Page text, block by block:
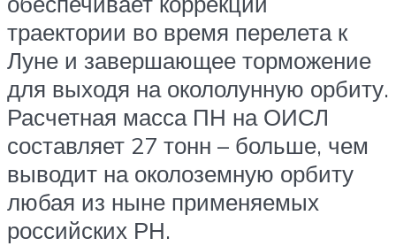
траектории во время перелета к
Луне и завершающее торможение
для выходя на окололунную орбиту.
Расчетная масса ПН на ОИСЛ
составляет 27 тонн – больше, чем
выводит на околоземную орбиту
любая из ныне применяемых
российских РН.